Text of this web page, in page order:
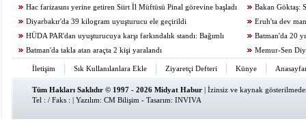
zamanda üreten
Hac farizasını yerine getiren Siirt İl Müftüsü Pinal görevine başladı
Bakan Göktaş:
geçiriyoruz
Diyarbakır'da 39 kilogram uyuşturucu ele geçirildi
Eruh'ta dev
HÜDA PAR'dan uyuşturucuya karşı farkındalık standı: Bağımlı
olma, hür ol
Batman'da 20
Batman'da takla atan araçta 2 kişi yaralandı
Memur-Sen
araştırmalarının
İletişim Sık Kullanılanlara Ekle Ziyaretçi Defteri Künye
Tüm Hakları Saklıdır © 1997 - 2026 Midyat Habur | İzinsiz ve kaynak
Tel : / Faks : | Yazılım: CM Bilişim - Tasarım: INVIVA